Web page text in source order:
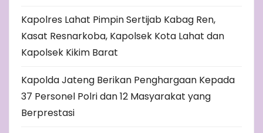
Kapolres Lahat Pimpin Sertijab Kabag Ren,
Kasat Resnarkoba, Kapolsek Kota Lahat dan
Kapolsek Kikim Barat
Kapolda Jateng Berikan Penghargaan Kepada
37 Personel Polri dan 12 Masyarakat yang
Berprestasi